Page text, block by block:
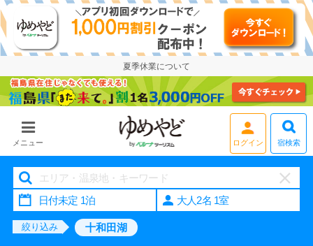
夏季休業について
メニュー ログイン 宿検索
大人2名 1室
絞り込み 十和田湖